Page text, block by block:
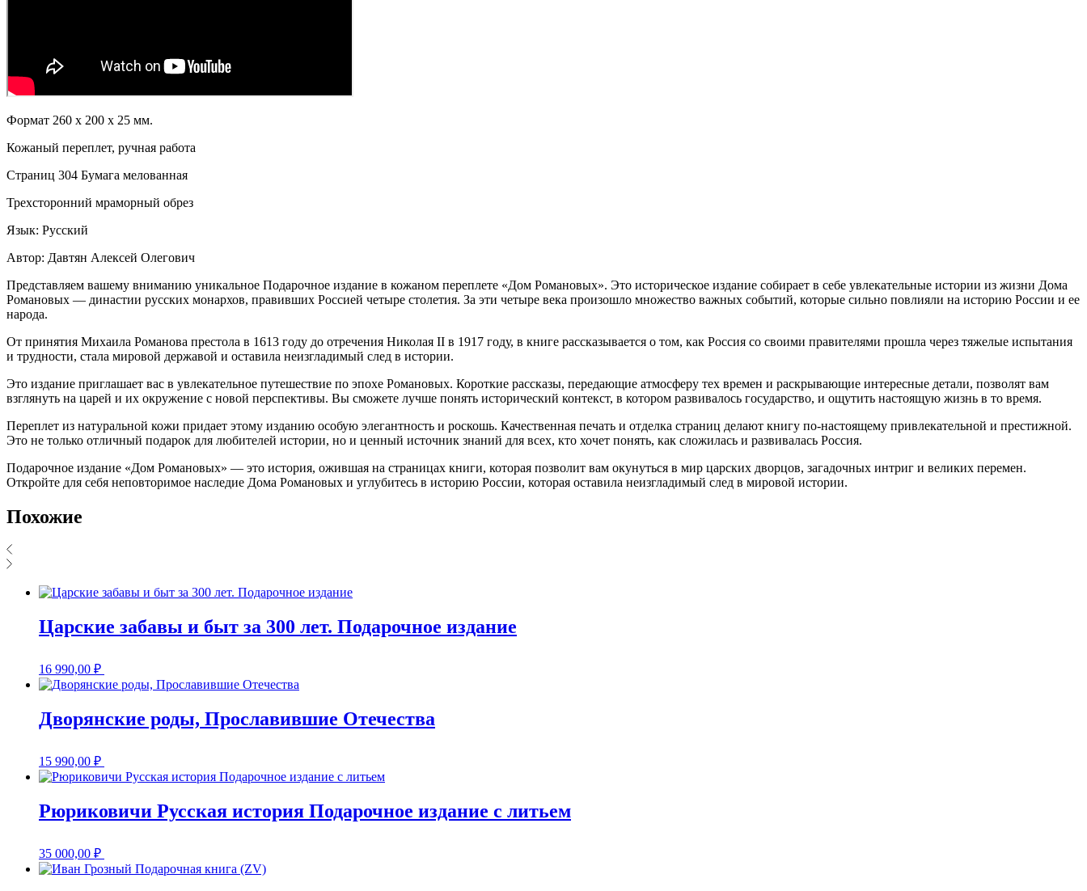
Формат 260 х 200 х 25 мм.
Кожаный переплет, ручная работа
Страниц 304 Бумага мелованная
Трехсторонний мраморный обрез
Язык: Русский
Автор: Давтян Алексей Олегович
Представляем вашему вниманию уникальное Подарочное издание в кожаном переплете «Дом Романовых». Это историческое издание собирает в себе увлекательные истории из жизни Дома
Романовых — династии русских монархов, правивших Россией четыре столетия. За эти четыре века произошло множество важных событий, которые сильно повлияли на историю России и ее
народа.
От принятия Михаила Романова престола в 1613 году до отречения Николая II в 1917 году, в книге рассказывается о том, как Россия со своими правителями прошла через тяжелые испытания
и трудности, стала мировой державой и оставила неизгладимый след в истории.
Это издание приглашает вас в увлекательное путешествие по эпохе Романовых. Короткие рассказы, передающие атмосферу тех времен и раскрывающие интересные детали, позволят вам
взглянуть на царей и их окружение с новой перспективы. Вы сможете лучше понять исторический контекст, в котором развивалось государство, и ощутить настоящую жизнь в то время.
Переплет из натуральной кожи придает этому изданию особую элегантность и роскошь. Качественная печать и отделка страниц делают книгу по-настоящему привлекательной и престижной.
Это не только отличный подарок для любителей истории, но и ценный источник знаний для всех, кто хочет понять, как сложилась и развивалась Россия.
Подарочное издание «Дом Романовых» — это история, ожившая на страницах книги, которая позволит вам окунуться в мир царских дворцов, загадочных интриг и великих перемен.
Откройте для себя неповторимое наследие Дома Романовых и углубитесь в историю России, которая оставила неизгладимый след в мировой истории.
Похожие
Царские забавы и быт за 300 лет. Подарочное издание
16 990,00 ₽
Дворянские роды, Прославившие Отечества
15 990,00 ₽
Рюриковичи Русская история Подарочное издание с литьем
35 000,00 ₽